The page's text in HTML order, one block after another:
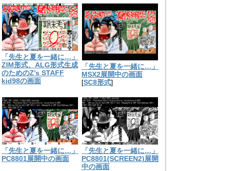
「先生と夏を一緒に…」
ZIM形式、ALG形式生成
のためのZ's STAFF
kid98の画面
「先生と夏を一緒に…」
MSX2展開中の画面
[SC8形式]
「先生と夏を一緒に…」
PC8801展開中の画面
「先生と夏を一緒に…」
PC8801(SCREEN2)展開
中の画面